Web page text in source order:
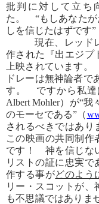
批判に対して立ち
た。 “もしあなたが
しを信じたはずです”
現在、レッド
作された『出エジプ
上映されています
ドレーは無神論者で
す。 ですから私達
Albert Mohler）が“
のモーセである”（
されるべきではあ
この映画の共同制作
です！ 神を信じな
リストの証に忠実で
作する事がどのよう
リー・スコットが
も不思議ではあり